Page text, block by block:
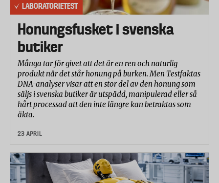
LABORATORIETEST
Honungsfusket i svenska
butiker
Många tar för givet att det är en ren och naturlig
produkt när det står honung på burken. Men Testfaktas
DNA-analyser visar att en stor del av den honung som
säljs i svenska butiker är utspädd, manipulerad eller så
hårt processad att den inte längre kan betraktas som
äkta.
23 APRIL